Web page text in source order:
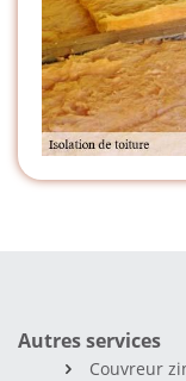
Autres services
Couvreur